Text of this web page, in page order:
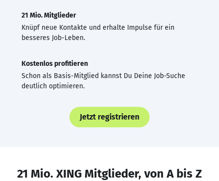
21 Mio. Mitglieder
Knüpf neue Kontakte und erhalte Impulse für ein
besseres Job-Leben.
Kostenlos profitieren
Schon als Basis-Mitglied kannst Du Deine Job-Suche
deutlich optimieren.
Jetzt registrieren
21 Mio. XING Mitglieder, von A bis Z